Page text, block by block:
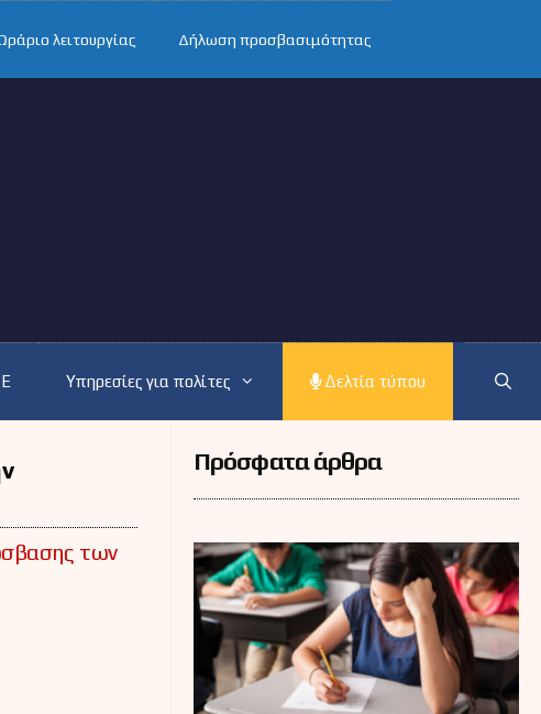
λειτουργίας Δήλωση προσβασιμότητας
Υπηρεσίες για πολίτες Δελτία τύπου
των
Πρόσφατα άρθρα